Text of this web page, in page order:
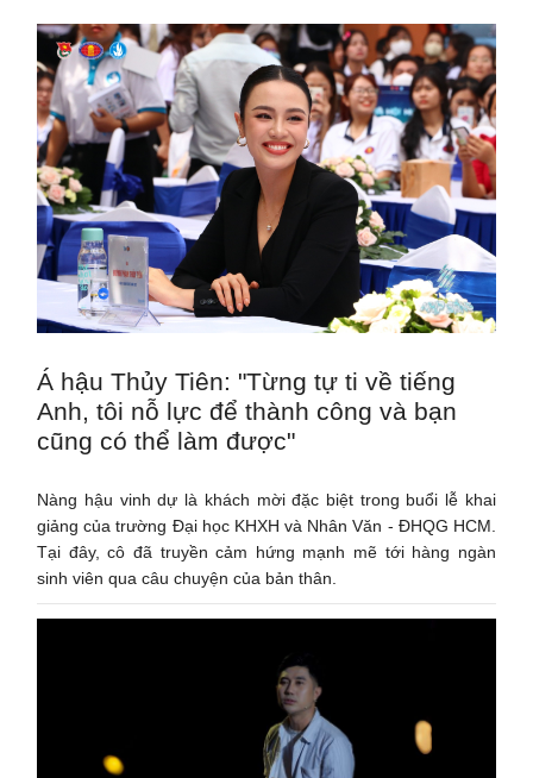
Á hậu Thủy Tiên: "Từng tự ti về tiếng
Anh, tôi nỗ lực để thành công và bạn
cũng có thể làm được"
Nàng hậu vinh dự là khách mời đặc biệt trong buổi lễ khai
giảng của trường Đại học KHXH và Nhân Văn - ĐHQG HCM.
Tại đây, cô đã truyền cảm hứng mạnh mẽ tới hàng ngàn
sinh viên qua câu chuyện của bản thân.